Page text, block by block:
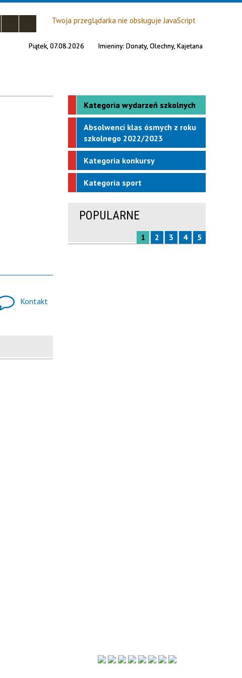
Twoja przeglądarka nie obsługuje JavaScript
Piątek, 07.08.2026 Imieniny: Donaty, Olechny, Kajetana
Kontakt
Kategoria wydarzeń szkolnych
Absolwenci klas ósmych z roku
szkolnego 2022/2023
Kategoria konkursy
Kategoria sport
POPULARNE
1 2 3 4 5